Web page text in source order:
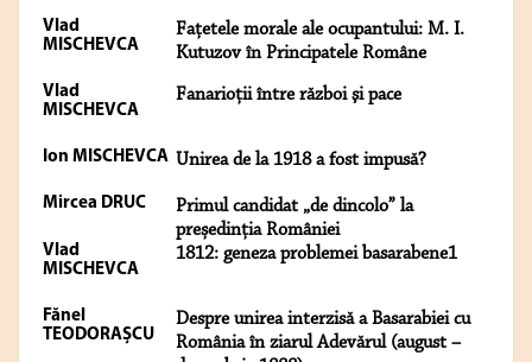
Vlad
MISCHEVCA
Faţetele morale ale ocupantului: M. I.
Kutuzov în Principatele Române
Vlad
MISCHEVCA
Fanarioţii între război şi pace
Ion MISCHEVCA Unirea de la 1918 a fost impusă?
Mircea DRUC
Primul candidat „de dincolo” la
președinția României
Vlad
MISCHEVCA
1812: geneza problemei basarabene1
Fănel
TEODORAȘCU
Despre unirea interzisă a Basarabiei cu
România în ziarul Adevărul (august –